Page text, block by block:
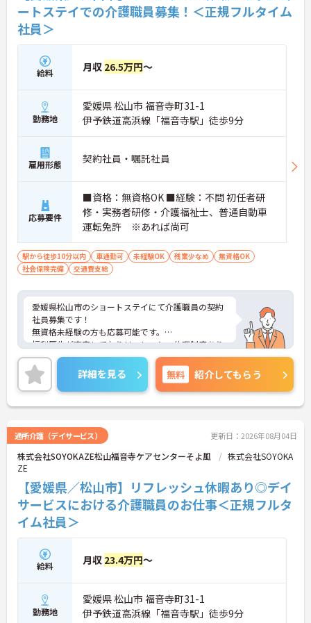
ートステイでの介護職員募集！＜正規フルタイム
社員＞
給料 月収 26.5万円～
勤務地
愛媛県 松山市 福音寺町31-1
伊予鉄道高浜線「福音寺駅」徒歩9分
雇用形態 契約社員・嘱託社員
応募要件
■資格：無資格OK ■経験：不問 初任者研
修・実務者研修・介護福祉士、普通自動車
運転免許 ※あれば尚可
駅から徒歩10分以内 車通勤可 未経験OK 残業少なめ
無資格OK
社会保険完備
交通費支給
愛媛県松山市のショートステイにて介護職員の契約
社員募集です！
無資格未経験の方も応募可能です。
福利厚生が充実しておりリフレッシュ休暇制度あり
◎残業は月10時間未満と少なくプライベートとの両
立もしやすい環境です。
ご興味のある方には、面接対策ポイントなどさらに
詳細をお話いたしますので、お気軽にご相談くださ
い。
詳細を見る 無料 紹介してもらう
通所介護（デイサービス） 更新日：2026年08月04日
株式会社SOYOKAZE松山福音寺ケアセンターそよ風
株式会社SOYOKA
ZE
【愛媛県／松山市】リフレッシュ休暇あり◎デイ
サービスにおける介護職員のお仕事＜正規フルタ
イム社員＞
給料 月収 23.4万円～
勤務地
愛媛県 松山市 福音寺町31-1
伊予鉄道高浜線「福音寺駅」徒歩9分